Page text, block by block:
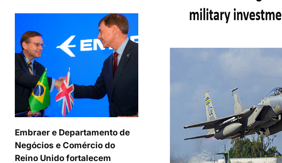
Embraer e Departamento de
Negócios e Comércio do
Reino Unido fortalecem